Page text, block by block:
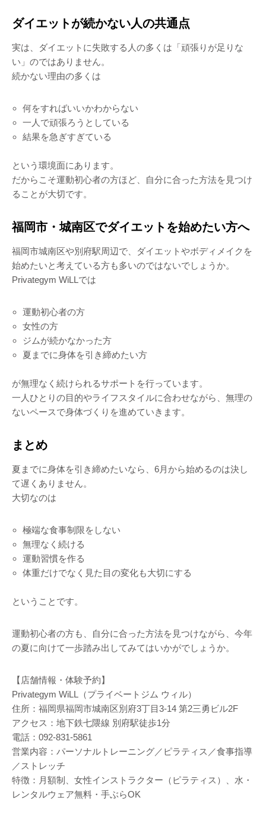
ダイエットが続かない人の共通点
実は、ダイエットに失敗する人の多くは「頑張りが足りな
い」のではありません。
続かない理由の多くは
何をすればいいかわからない
一人で頑張ろうとしている
結果を急ぎすぎている
という環境面にあります。
だからこそ運動初心者の方ほど、自分に合った方法を見つけ
ることが大切です。
福岡市・城南区でダイエットを始めたい方へ
福岡市城南区や別府駅周辺で、ダイエットやボディメイクを
始めたいと考えている方も多いのではないでしょうか。
Privategym WiLLでは
運動初心者の方
女性の方
ジムが続かなかった方
夏までに身体を引き締めたい方
が無理なく続けられるサポートを行っています。
一人ひとりの目的やライフスタイルに合わせながら、無理の
ないペースで身体づくりを進めていきます。
まとめ
夏までに身体を引き締めたいなら、6月から始めるのは決し
て遅くありません。
大切なのは
極端な食事制限をしない
無理なく続ける
運動習慣を作る
体重だけでなく見た目の変化も大切にする
ということです。
運動初心者の方も、自分に合った方法を見つけながら、今年
の夏に向けて一歩踏み出してみてはいかがでしょうか。
【店舗情報・体験予約】
Privategym WiLL（プライベートジム ウィル）
住所：福岡県福岡市城南区別府3丁目3-14 第2三勇ビル2F
アクセス：地下鉄七隈線 別府駅徒歩1分
電話：092-831-5861
営業内容：パーソナルトレーニング／ピラティス／食事指導
／ストレッチ
特徴：月額制、女性インストラクター（ピラティス）、水・
レンタルウェア無料・手ぶらOK